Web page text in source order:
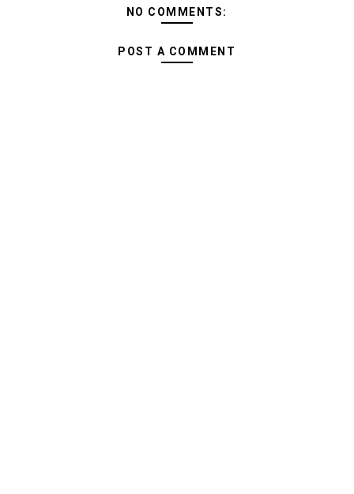
NO COMMENTS:
POST A COMMENT